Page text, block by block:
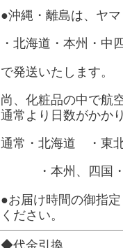
●沖縄・離島は、ヤ
・北海道・本州・中
で発送いたします。
尚、化粧品の中で航
通常より日数がかか
通常・北海道 ・東
・本州、四国・
●お届け時間の御指
ください。
◆代金引換